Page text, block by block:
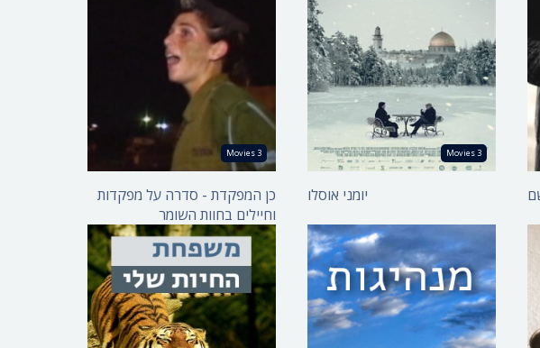
יומני אוסלו - פרק 2
יומני אוסלו - פרק 3
3 Movies
יומני אוסלו
כן המפקדת! - לקראת
משבר
כן המפקדת! - נצחון
מהדהד
3 Movies
כן המפקדת - סדרה על מפקדות
וחיילים בחוות השומר
בת הרב
על כורחך
משפחת החיות שלי -
ג'ירף
משפחת החיות שלי -
לוטרה